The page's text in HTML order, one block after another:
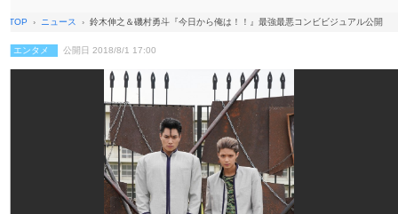
TOP ニュース 鈴木伸之＆磯村勇斗『今日から俺は！！』最強最悪コンビビジュアル公開
エンタメ 公開日 2018/8/1 17:00